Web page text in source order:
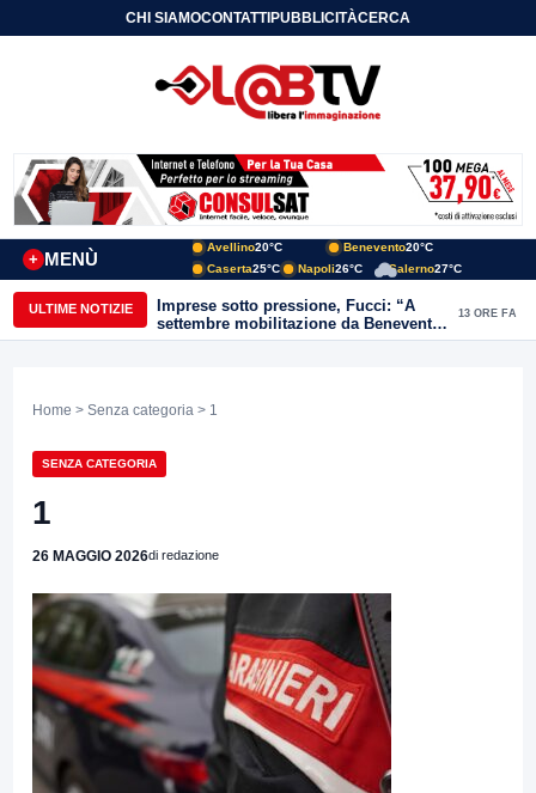
CHI SIAMOCONTATTIPUBBLICITÀCERCA
MENÙ
+
Avellino20°C Benevento20°C
Caserta25°C Napoli26°C Salerno27°C
ULTIME NOTIZIE
Imprese sotto pressione, Fucci: “A
settembre mobilitazione da Benevento
e Avellino”
13 ORE FA
Home > Senza categoria > 1
SENZA CATEGORIA
1
26 MAGGIO 2026di redazione